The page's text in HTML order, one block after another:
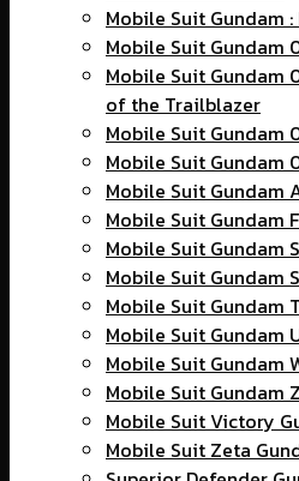
Mobile Suit Gundam
Mobile Suit Gundam
Mobile Suit Gundam
of the Trailblazer
Mobile Suit Gundam
Mobile Suit Gundam
Mobile Suit Gundam
Mobile Suit Gundam
Mobile Suit Gundam
Mobile Suit Gundam
Mobile Suit Gundam
Mobile Suit Gundam
Mobile Suit Gundam
Mobile Suit Gundam
Mobile Suit Victory
Mobile Suit Zeta